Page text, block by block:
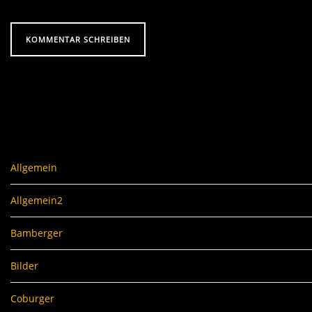
Allgemein
Allgemein2
Bamberger
Bilder
Coburger